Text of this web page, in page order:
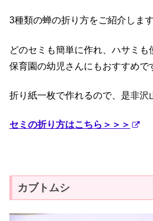
3種類の蝉の折り方をご紹介します
どのセミも簡単に作れ、ハサミ
保育園の幼児さんにもおすすめで
折り紙一枚で作れるので、是非沢
セミの折り方はこちら＞＞＞
カブトムシ